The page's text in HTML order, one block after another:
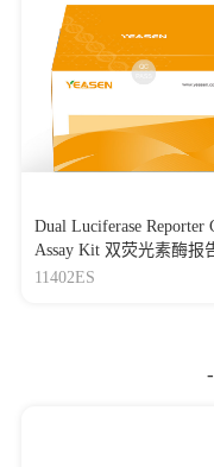
Dual Luciferase Reporter
Assay Kit 双荧光素酶报
因检测试剂盒
11402ES